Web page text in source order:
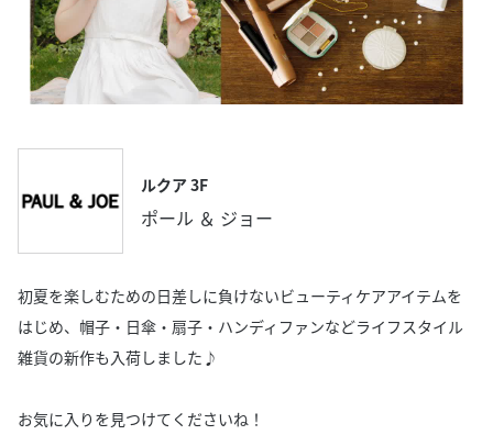
ルクア 3F
ポール ＆ ジョー
初夏を楽しむための日差しに負けないビューティケアアイテムを
はじめ、帽子・日傘・扇子・ハンディファンなどライフスタイル
雑貨の新作も入荷しました♪
お気に入りを見つけてくださいね！